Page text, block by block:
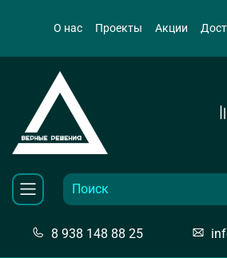
О нас Проекты Акции
8 938 148 88 25